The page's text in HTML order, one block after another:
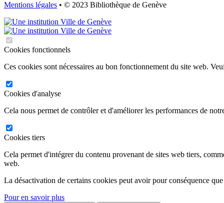
Mentions légales • © 2023 Bibliothèque de Genève
Cookies fonctionnels
Ces cookies sont nécessaires au bon fonctionnement du site web.
Cookies d'analyse
Cela nous permet de contrôler et d'améliorer les performances de
Cookies tiers
Cela permet d'intégrer du contenu provenant de sites web tiers,
web.
La désactivation de certains cookies peut avoir pour conséquence
Pour en savoir plus